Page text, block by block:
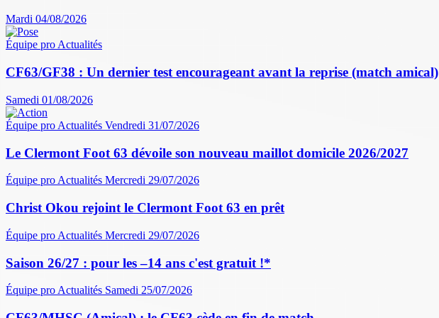
Mardi 04/08/2026
Équipe proActualités
CF63/GF38 : Un dernier test encourageant avant la reprise (match amical)
Samedi 01/08/2026
Équipe pro Actualités Vendredi 31/07/2026
Le Clermont Foot 63 dévoile son nouveau maillot domicile 2026/2027
Équipe pro Actualités Mercredi 29/07/2026
Christ Okou rejoint le Clermont Foot 63 en prêt
Équipe pro Actualités Mercredi 29/07/2026
Saison 26/27 : pour les –14 ans c'est gratuit !*
Équipe pro Actualités Samedi 25/07/2026